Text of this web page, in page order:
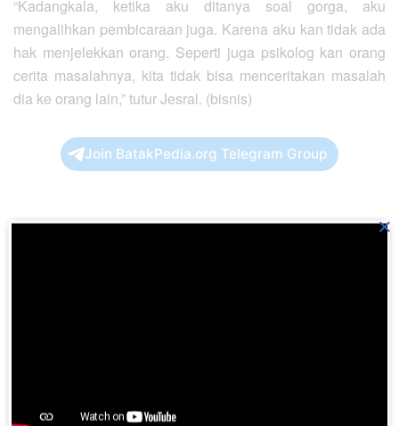
“Kadangkala, ketika aku ditanya soal gorga, aku
mengalihkan pembicaraan juga. Karena aku kan tidak ada
hak menjelekkan orang. Seperti juga psikolog kan orang
cerita masalahnya, kita tidak bisa menceritakan masalah
dia ke orang lain,” tutur Jesral. (bisnis)
Join BatakPedia.org Telegram Group
Next Post
×